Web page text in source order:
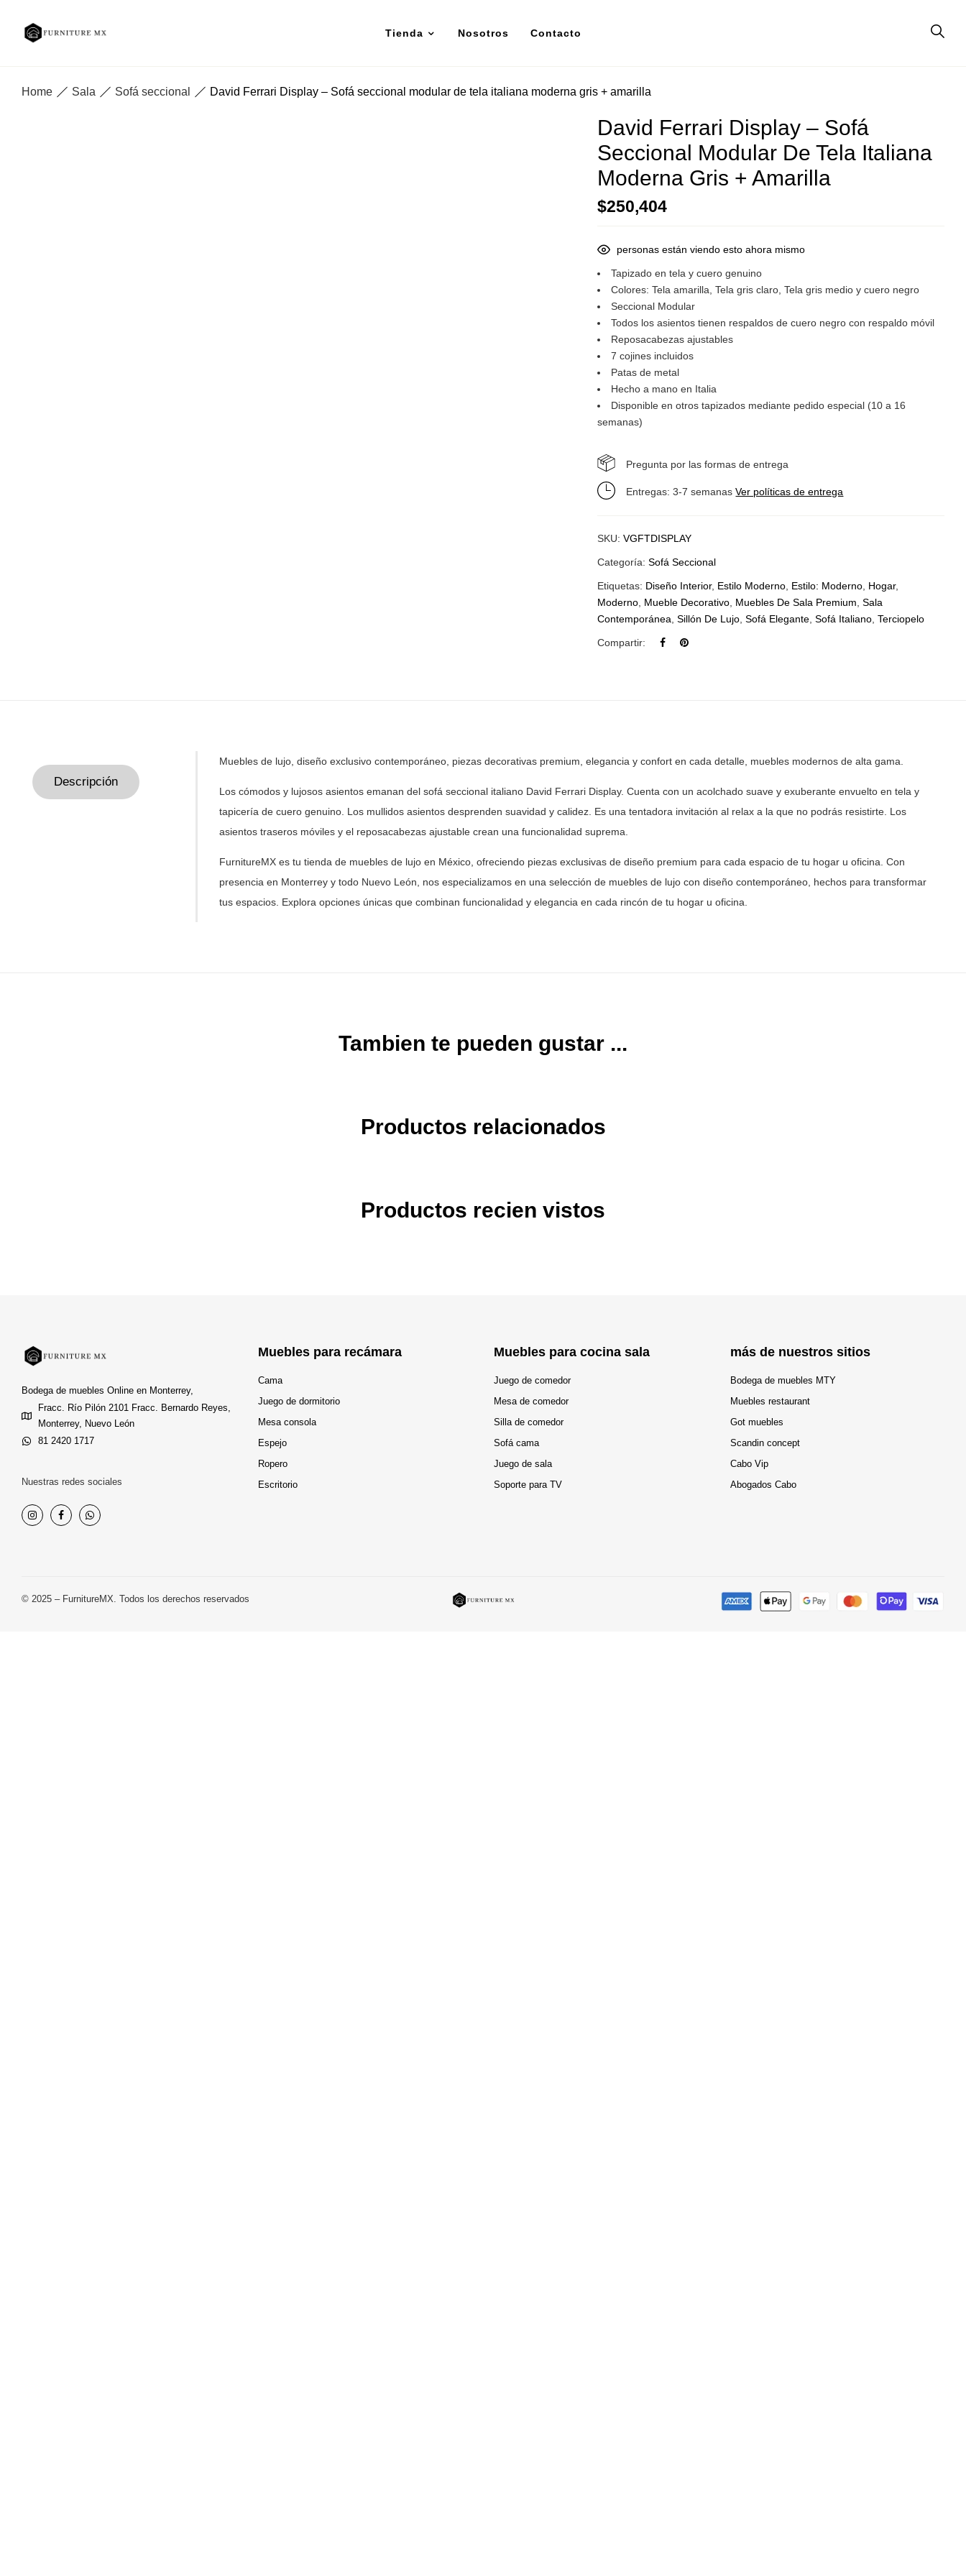
Tienda Nosotros Contacto
Home Sala Sofá seccional David Ferrari Display – Sofá seccional modular de tela italiana moderna gris + amarilla
David Ferrari Display – Sofá
Seccional Modular De Tela Italiana
Moderna Gris + Amarilla
$250,404
personas están viendo esto ahora mismo
Tapizado en tela y cuero genuino
Colores: Tela amarilla, Tela gris claro, Tela gris medio y cuero negro
Seccional Modular
Todos los asientos tienen respaldos de cuero negro con respaldo móvil
Reposacabezas ajustables
7 cojines incluidos
Patas de metal
Hecho a mano en Italia
Disponible en otros tapizados mediante pedido especial (10 a 16
semanas)
Pregunta por las formas de entrega
Entregas: 3-7 semanasVer políticas de entrega
SKU:VGFTDISPLAY
Categoría:Sofá Seccional
Etiquetas: Diseño Interior, Estilo Moderno Estilo: Moderno Hogar,
Moderno Mueble Decorativo Muebles De Sala Premium ,Sala
Contemporánea ,Sillón De Lujo ,Sofá Elegante ,Sofá Italiano ,Terciopelo
Compartir:
Descripción
Muebles de lujo, diseño exclusivo contemporáneo, piezas decorativas premium, elegancia y confort en cada detalle, muebles modernos de alta gama.
Los cómodos y lujosos asientos emanan del sofá seccional italiano David Ferrari Display. Cuenta con un acolchado suave y exuberante envuelto en tela y
tapicería de cuero genuino. Los mullidos asientos desprenden suavidad y calidez. Es una tentadora invitación al relax a la que no podrás resistirte. Los
asientos traseros móviles y el reposacabezas ajustable crean una funcionalidad suprema.
FurnitureMX es tu tienda de muebles de lujo en México, ofreciendo piezas exclusivas de diseño premium para cada espacio de tu hogar u oficina. Con
presencia en Monterrey y todo Nuevo León, nos especializamos en una selección de muebles de lujo con diseño contemporáneo, hechos para transformar
tus espacios. Explora opciones únicas que combinan funcionalidad y elegancia en cada rincón de tu hogar u oficina.
Tambien te pueden gustar ...
Productos relacionados
Productos recien vistos
Bodega de muebles Online en Monterrey,
Fracc. Río Pilón 2101 Fracc. Bernardo Reyes,
Monterrey, Nuevo León
81 2420 1717
Nuestras redes sociales
Muebles para recámara
Cama
Juego de dormitorio
Mesa consola
Espejo
Ropero
Escritorio
Muebles para cocina sala
Juego de comedor
Mesa de comedor
Silla de comedor
Sofá cama
Juego de sala
Soporte para TV
más de nuestros sitios
Bodega de muebles MTY
Muebles restaurant
Got muebles
Scandin concept
Cabo Vip
Abogados Cabo
© 2025 – FurnitureMX. Todos los derechos reservados